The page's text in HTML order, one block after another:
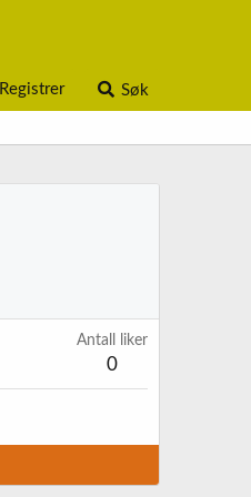
Registrer Søk
Antall liker
0